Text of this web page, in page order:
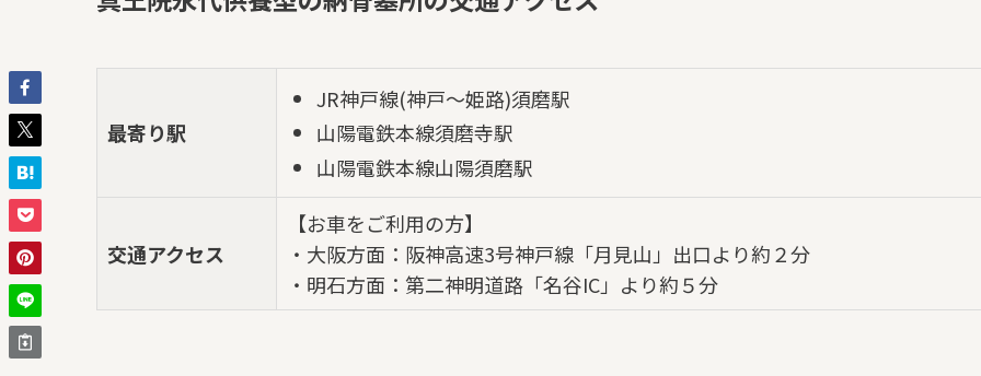
最寄り駅
JR神戸線(神戸～姫路)須磨駅
山陽電鉄本線須磨寺駅
山陽電鉄本線山陽須磨駅
交通アクセス
【お車をご利用の方】
・大阪方面：阪神高速3号神戸線「月見山」出口より約２分
・明石方面：第二神明道路「名谷IC」より約５分